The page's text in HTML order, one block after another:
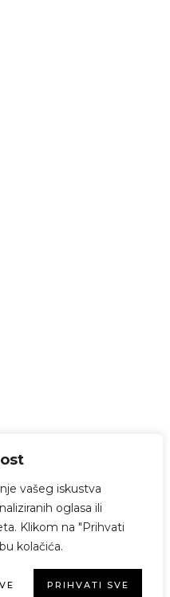
vašeg iskustva
oglasa ili
Klikom na "Prihvati
kolačića.
PRIHVATI SVE